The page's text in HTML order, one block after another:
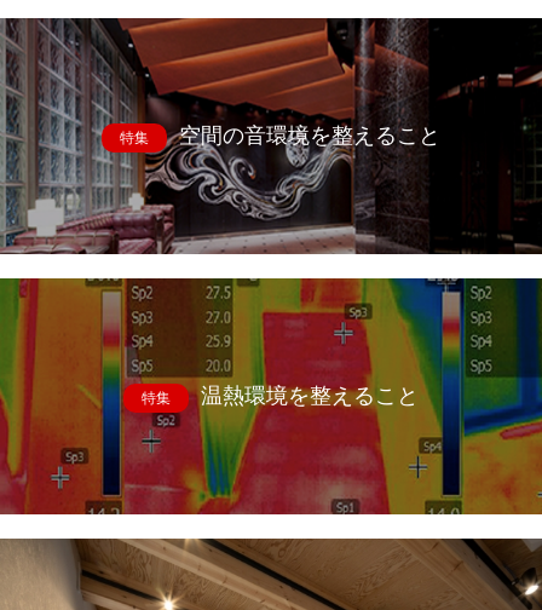
特集 空間の音環境を整えること
特集 温熱環境を整えること